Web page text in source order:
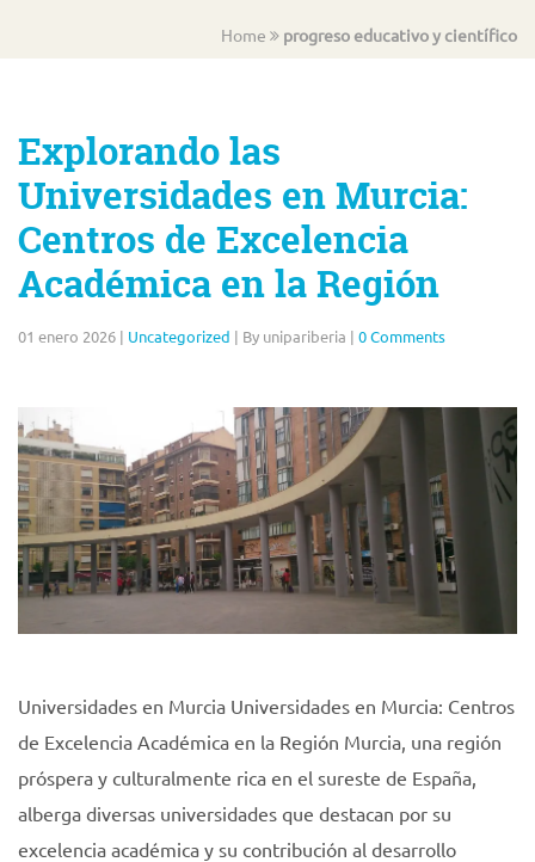
Home progreso educativo y científico
Explorando las
Universidades en Murcia:
Centros de Excelencia
Académica en la Región
01 enero 2026 | Uncategorized | By unipariberia | 0 Comments
Universidades en Murcia Universidades en Murcia: Centros
de Excelencia Académica en la Región Murcia, una región
próspera y culturalmente rica en el sureste de España,
alberga diversas universidades que destacan por su
excelencia académica y su contribución al desarrollo